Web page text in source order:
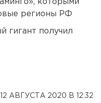
которыми
регионы РФ
гигант получил
12 АВГУСТА 2020 В 12:32